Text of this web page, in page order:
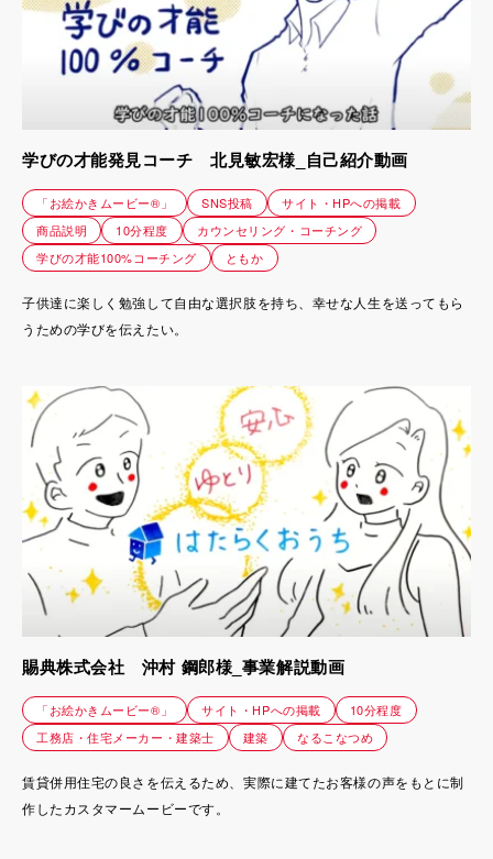
学びの才能発見コーチ 北見敏宏様_自己紹介動画
「お絵かきムービー®」 SNS投稿
サイト・HPへの掲載
商品説明
10分程度
カウンセリング・コーチング
学びの才能100%コーチング
ともか
子供達に楽しく勉強して自由な選択肢を持ち、幸せな人生を送ってもら
うための学びを伝えたい。
賜典株式会社 沖村 鋼郎様_事業解説動画
「お絵かきムービー®」 サイト・HPへの掲載
10分程度
工務店・住宅メーカー・建築士
建築 なるこなつめ
賃貸併用住宅の良さを伝えるため、実際に建てたお客様の声をもとに制
作したカスタマームービーです。